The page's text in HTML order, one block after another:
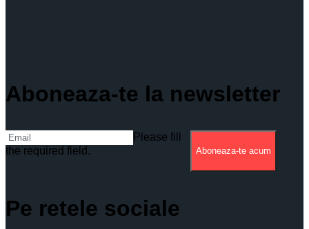
Aboneaza-te la newsletter
Please fill
the required field.
Aboneaza-te acum
Pe retele sociale